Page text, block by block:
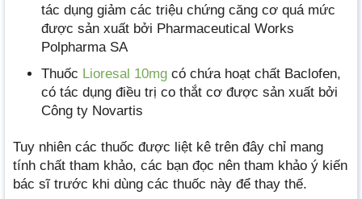
tác dụng giảm các triệu chứng căng cơ quá mức
được sản xuất bởi Pharmaceutical Works
Polpharma SA
Thuốc Lioresal 10mg có chứa hoạt chất Baclofen,
có tác dụng điều trị co thắt cơ được sản xuất bởi
Công ty Novartis
Tuy nhiên các thuốc được liệt kê trên đây chỉ mang
tính chất tham khảo, các bạn đọc nên tham khảo ý kiến
bác sĩ trước khi dùng các thuốc này để thay thế.